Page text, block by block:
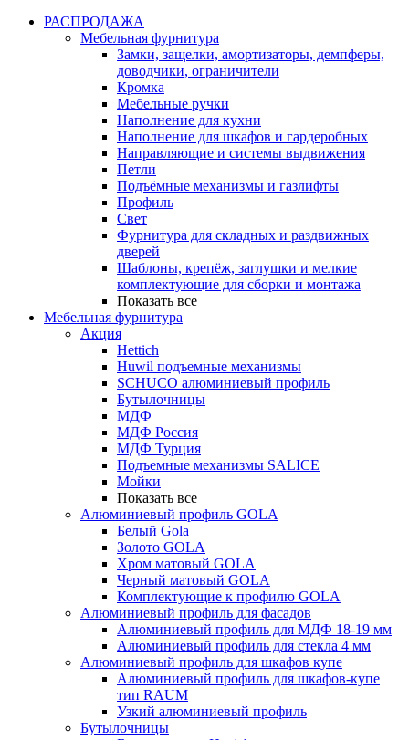
РАСПРОДАЖА
Мебельная фурнитура
Замки, защелки, амортизаторы, демпферы,
доводчики, ограничители
Кромка
Мебельные ручки
Наполнение для кухни
Наполнение для шкафов и гардеробных
Направляющие и системы выдвижения
Петли
Подъёмные механизмы и газлифты
Профиль
Свет
Фурнитура для складных и раздвижных
дверей
Шаблоны, крепёж, заглушки и мелкие
комплектующие для сборки и монтажа
Показать все
Мебельная фурнитура
Акция
Hettich
Huwil подъемные механизмы
SCHUCO алюминиевый профиль
Бутылочницы
МДФ
МДФ Россия
МДФ Турция
Подъемные механизмы SALICE
Мойки
Показать все
Алюминиевый профиль GOLA
Белый Gola
Золото GOLA
Хром матовый GOLA
Черный матовый GOLA
Комплектующие к профилю GOLA
Алюминиевый профиль для фасадов
Алюминиевый профиль для МДФ 18-19 мм
Алюминиевый профиль для стекла 4 мм
Алюминиевый профиль для шкафов купе
Алюминиевый профиль для шкафов-купе
тип RAUM
Узкий алюминиевый профиль
Бутылочницы